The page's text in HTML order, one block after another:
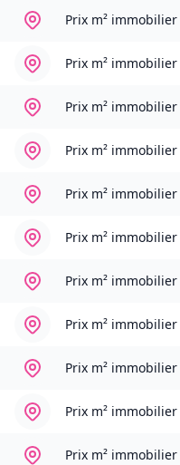
Prix m² immobilier
Prix m² immobilier
Prix m² immobilier
Prix m² immobilier
Prix m² immobilier
Prix m² immobilier
Prix m² immobilier
Prix m² immobilier
Prix m² immobilier
Prix m² immobilier
Prix m² immobilier